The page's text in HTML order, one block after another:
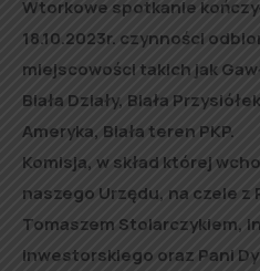
Wtorkowe spotkanie
18.10.2023r. czynności
miejscowości takich jak
Biała Działy, Biała
Ameryka, Biała teren PKP.
Komisja, w skład której
naszego Urzędu, na czele z
Tomaszem Stolarczykiem,
inwestorskiego oraz Pani